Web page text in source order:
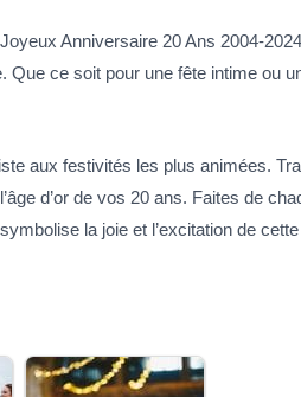
Anniversaire 20 Ans 2004-
ce soit pour une fête intime ou
aux festivités les plus animées.
d’or de vos 20 ans. Faites de
la joie et l’excitation de